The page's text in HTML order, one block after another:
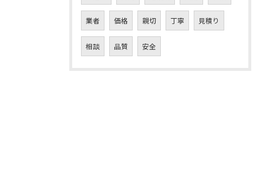
業者 価格 親切 丁寧 見積り
相談 品質 安全